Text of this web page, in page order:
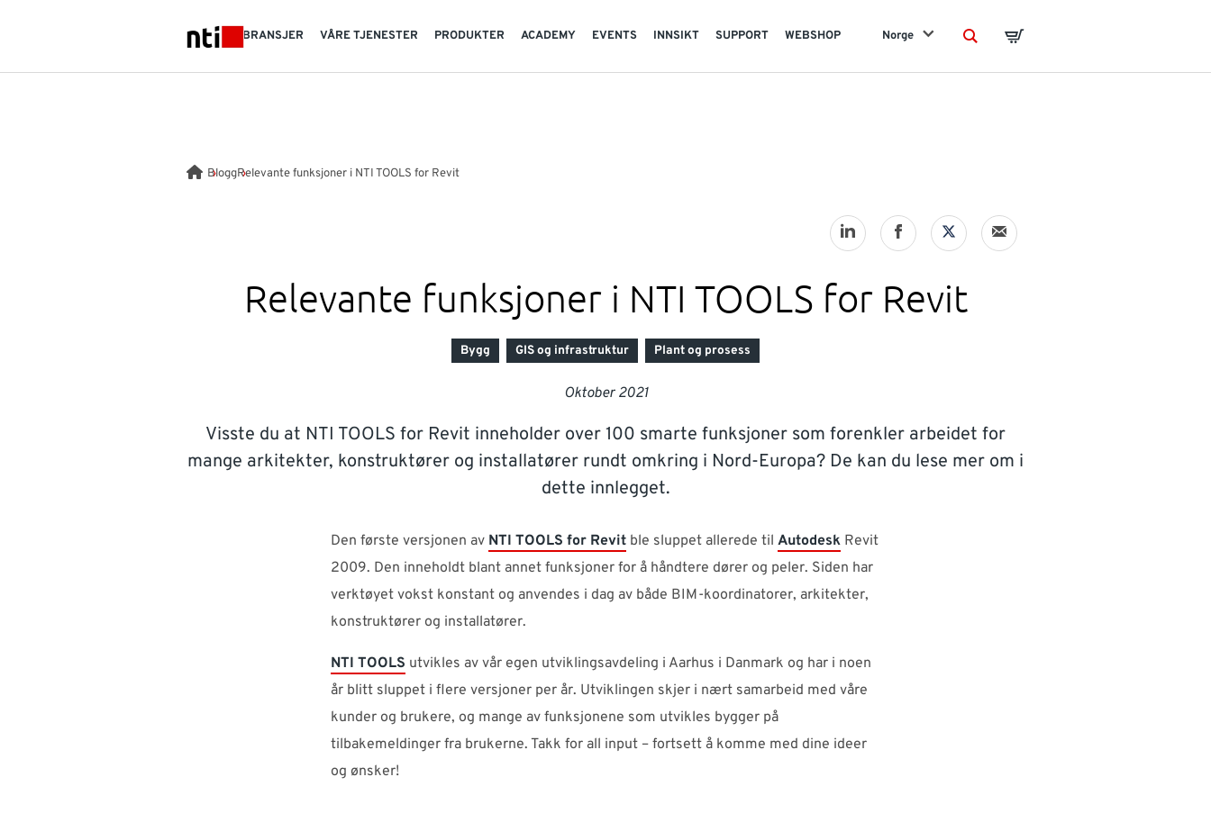
NTI logo
BRANSJER VÅRE TJENESTER PRODUKTER ACADEMY EVENTS INNSIKT SUPPORT WEBSHOP Norge
SearchBasket
BloggRelevante funksjoner i NTI TOOLS for Revit
Relevante funksjoner i NTI TOOLS for Revit
Bygg GIS og infrastruktur Plant og prosess
Oktober 2021
Visste du at NTI TOOLS for Revit inneholder over 100 smarte funksjoner som forenkler arbeidet for
mange arkitekter, konstruktører og installatører rundt omkring i Nord-Europa? De kan du lese mer om i
dette innlegget.
Den første versjonen av NTI TOOLS for Revit ble sluppet allerede til Autodesk Revit
2009. Den inneholdt blant annet funksjoner for å håndtere dører og peler. Siden har
verktøyet vokst konstant og anvendes i dag av både BIM-koordinatorer, arkitekter,
konstruktører og installatører.
NTI TOOLS utvikles av vår egen utviklingsavdeling i Aarhus i Danmark og har i noen
år blitt sluppet i flere versjoner per år. Utviklingen skjer i nært samarbeid med våre
kunder og brukere, og mange av funksjonene som utvikles bygger på
tilbakemeldinger fra brukerne. Takk for all input – fortsett å komme med dine ideer
og ønsker!